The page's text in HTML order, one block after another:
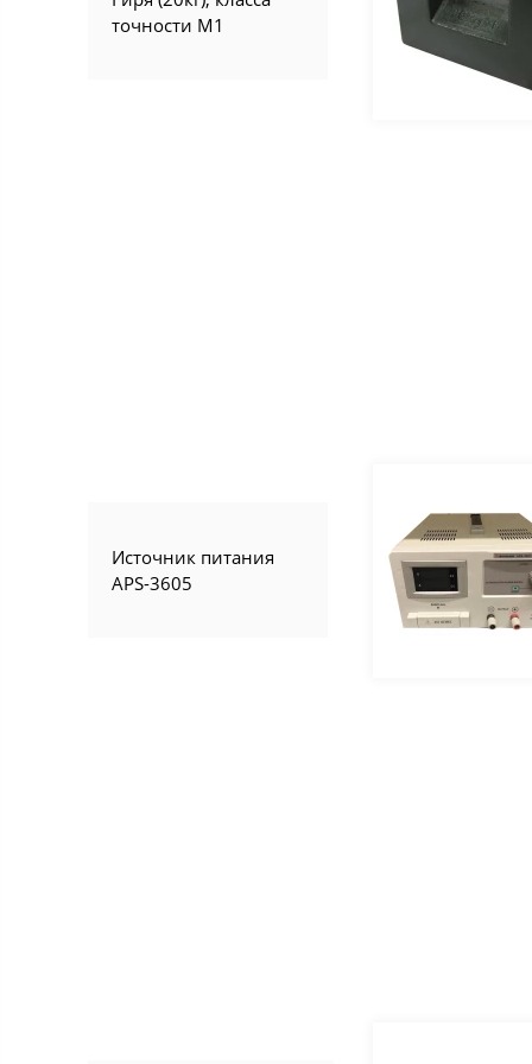
точности М1
Источник питания
APS-3605